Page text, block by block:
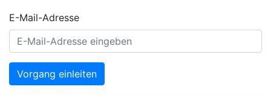
E-Mail-Adresse
Vorgang einleiten